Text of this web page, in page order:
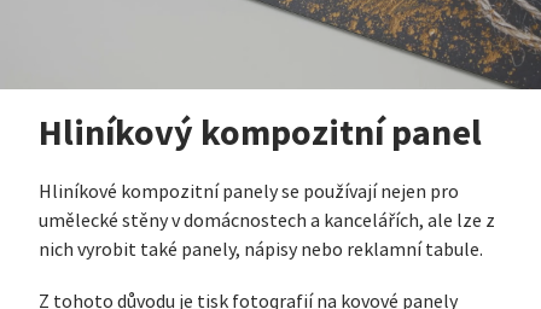
Hliníkový kompozitní panel
Hliníkové kompozitní panely se používají nejen pro
umělecké stěny v domácnostech a kancelářích, ale lze z
nich vyrobit také panely, nápisy nebo reklamní tabule.
Z tohoto důvodu je tisk fotografií na kovové panely